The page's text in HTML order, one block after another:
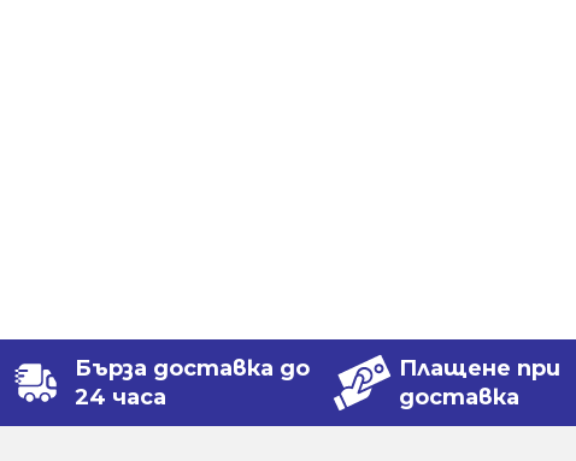
Бърза доставка до
24 часа
Плащене при
доставка